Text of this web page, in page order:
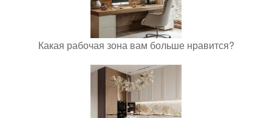
Какая рабочая зона вам больше нравится?